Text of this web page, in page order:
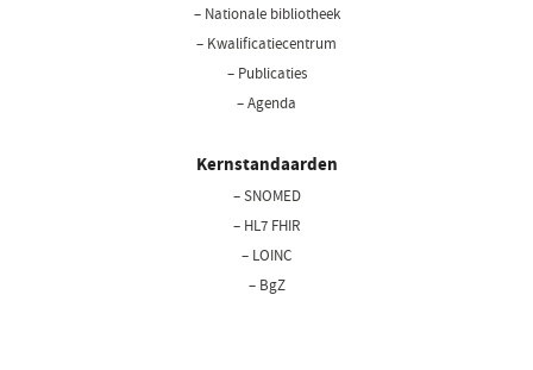
– Nationale bibliotheek(opent
– Kwalificatiecentrum
– Publicaties
– Agenda
Kernstandaarden
– SNOMED
– HL7 FHIR
– LOINC
– BgZ